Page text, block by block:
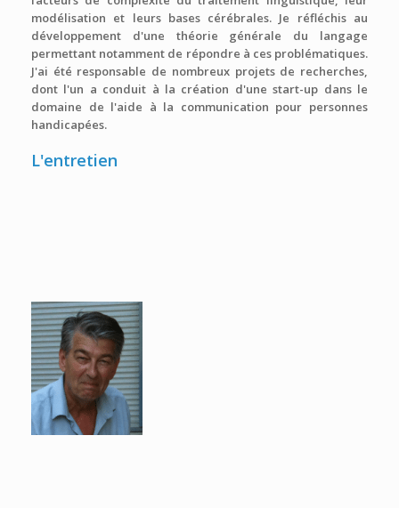
modélisation et leurs bases cérébrales. Je réfléchis au
développement d'une théorie générale du langage
permettant notamment de répondre à ces problématiques.
J'ai été responsable de nombreux projets de recherches,
dont l'un a conduit à la création d'une start-up dans le
domaine de l'aide à la communication pour personnes
handicapées.
L'entretien